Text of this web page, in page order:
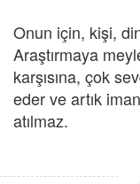
Onun için, kişi,
Araştırmaya
karşısına, çok
eder ve artık
atılmaz.